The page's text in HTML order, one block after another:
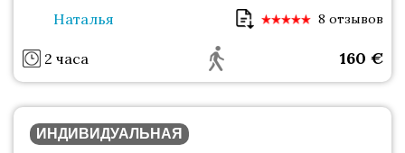
Наталья 8 отзывов
2 часа 160 €
ИНДИВИДУАЛЬНАЯ